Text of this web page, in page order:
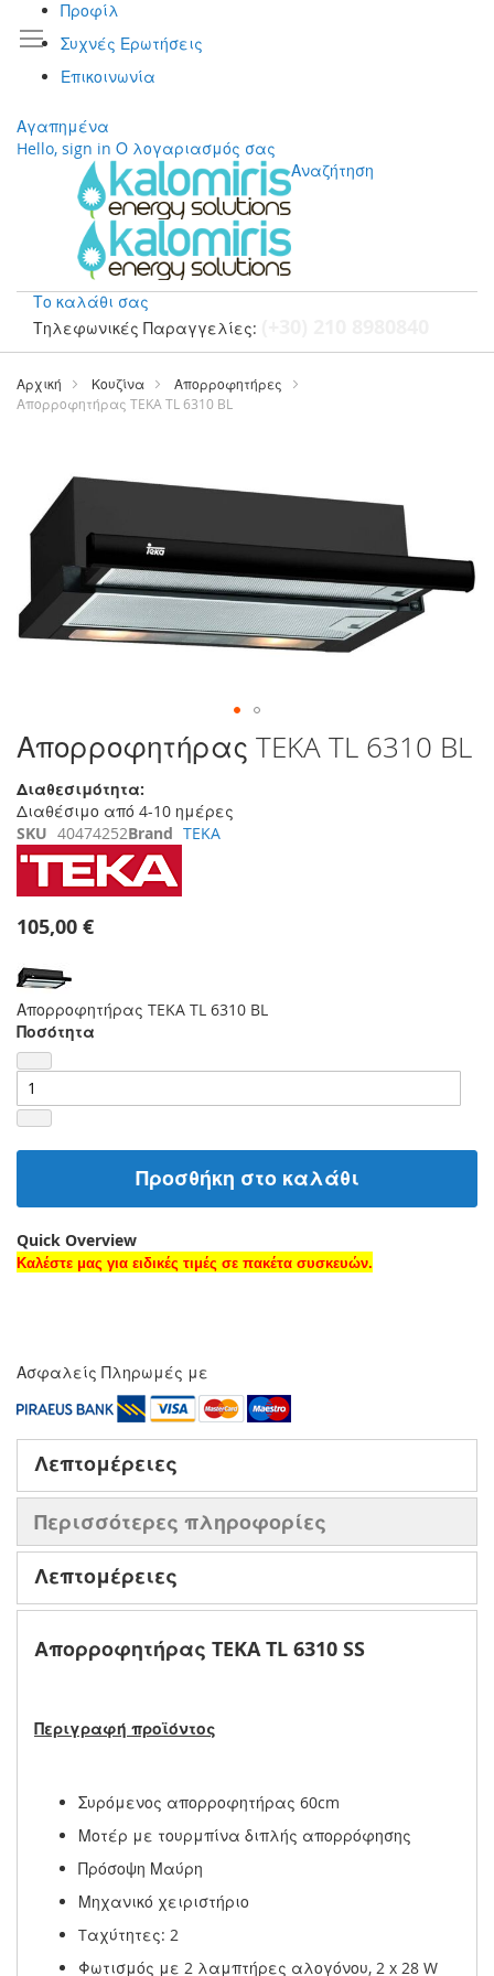
Προφίλ
Συχνές Ερωτήσεις
Επικοινωνία
Αγαπημένα
Hello, sign in Ο λογαριασμός σας
Αναζήτηση
Το καλάθι σας
Τηλεφωνικές Παραγγελίες:
Μετάβαση
περιεχόμενο
Αρχική Κουζίνα
Απορροφητήρες
Απορροφητήρας TEKA TL 6310 BL
τέλος
συλλογής
Μετάβαση
στην
αρχή
της
συλλογής
εικόνων
Απορροφητήρας TEKA TL 6310 BL
Διαθεσιμότητα:
Διαθέσιμο από 4-10 ημέρες
SKU 40474252Brand TEKA
105,00 €
Απορροφητήρας TEKA TL 6310 BL
Ποσότητα
Προσθήκη στο καλάθι
Quick Overview
Καλέστε μας για ειδικές τιμές σε πακέτα συσκευών.
Ασφαλείς Πληρωμές με
Λεπτομέρειες
Περισσότερες πληροφορίες
Λεπτομέρειες
Απορροφητήρας TEKA TL 6310 SS
Περιγραφή προϊόντος
Συρόμενος απορροφητήρας 60cm
Μοτέρ με τουρμπίνα διπλής απορρόφησης
Πρόσοψη Μαύρη
Μηχανικό χειριστήριο
Tαχύτητες: 2
Φωτισμός με 2 λαμπτήρες αλογόνου, 2 x 28 W